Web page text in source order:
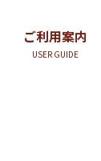
ご利用案内
USER GUIDE